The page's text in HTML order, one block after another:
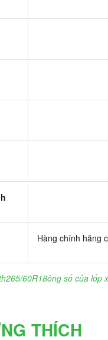
Hàng chính hãng
60R18ông số của lốp
THÍCH